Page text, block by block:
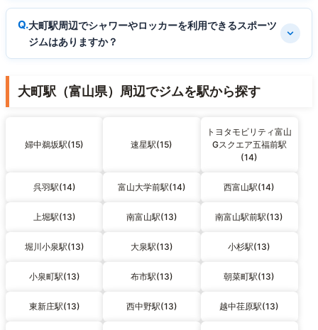
大町駅周辺でシャワーやロッカーを利用できるスポーツ
ジムはありますか？
大町駅（富山県）周辺でジムを駅から探す
婦中鵜坂駅(15) 速星駅(15)
トヨタモビリティ富山
Gスクエア五福前駅
(14)
呉羽駅(14) 富山大学前駅(14) 西富山駅(14)
上堀駅(13) 南富山駅(13) 南富山駅前駅(13)
堀川小泉駅(13) 大泉駅(13) 小杉駅(13)
小泉町駅(13) 布市駅(13) 朝菜町駅(13)
東新庄駅(13) 西中野駅(13) 越中荏原駅(13)